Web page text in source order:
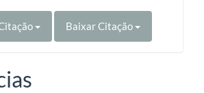
Baixar Citação